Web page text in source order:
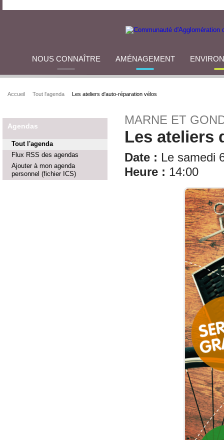
NOUS CONNAÎTRE AMÉNAGEMENT
Accueil Tout l'agenda Les ateliers d'auto-réparation vélos
Agendas
Tout l'agenda
Flux RSS des agendas
Ajouter à mon agenda
personnel (fichier ICS)
MARNE ET
Les ateliers
Date : Le samedi
Heure : 14:00